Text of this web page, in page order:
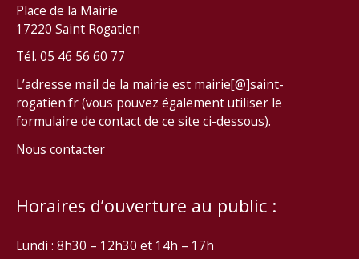
Place de la Mairie
17220 Saint Rogatien
Tél. 05 46 56 60 77
L’adresse mail de la mairie est mairie[@]saint-
rogatien.fr (vous pouvez également utiliser le
formulaire de contact de ce site ci-dessous).
Nous contacter
Horaires d’ouverture au public :
Lundi : 8h30 – 12h30 et 14h – 17h